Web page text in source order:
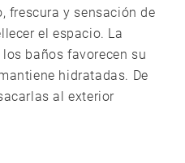
frescura y sensación de
el espacio. La
baños favorecen su
hidratadas. De
al exterior